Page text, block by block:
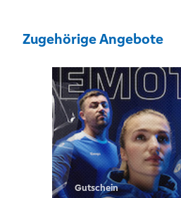
Zugehörige Angebote
Gutschein